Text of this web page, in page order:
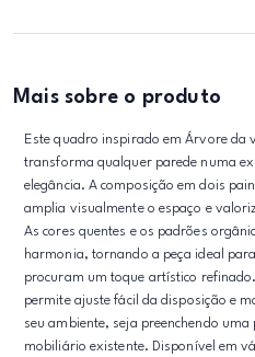
Mais sobre o produto
Este quadro inspirado em Árvore da
transforma qualquer parede numa
elegância. A composição em dois
amplia visualmente o espaço e
As cores quentes e os padrões
harmonia, tornando a peça ideal
procuram um toque artístico
permite ajuste fácil da disposição e
seu ambiente, seja preenchendo
mobiliário existente. Disponível em